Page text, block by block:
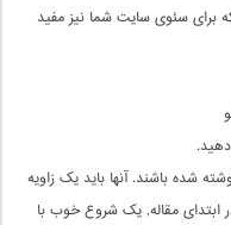
برای سئوی سایت شما نیز مفید
شده باشند. آنها باید یک زاویه
مقاله, یک شروع خوب با